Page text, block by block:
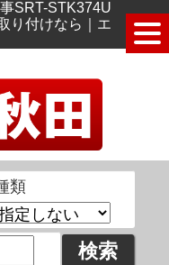
SRT-STK374U
り付けなら｜エ
類